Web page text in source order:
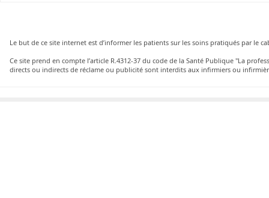
Le but de ce site internet est d’informer les patients sur les soins pratiqués par le
Ce site prend en compte l’article R.4312-37 du code de la Santé Publique "La
directs ou indirects de réclame ou publicité sont interdits aux infirmiers ou